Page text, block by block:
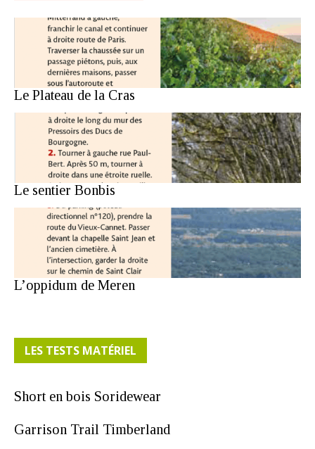
Le Plateau de la Cras
Le sentier Bonbis
L’oppidum de Meren
LES TESTS MATÉRIEL
Short en bois Soridewear
Garrison Trail Timberland